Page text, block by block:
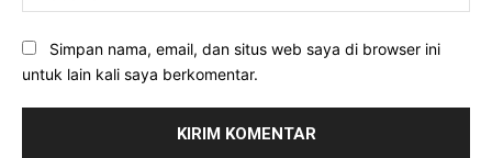
Simpan nama, email, dan situs web saya di browser ini
untuk lain kali saya berkomentar.